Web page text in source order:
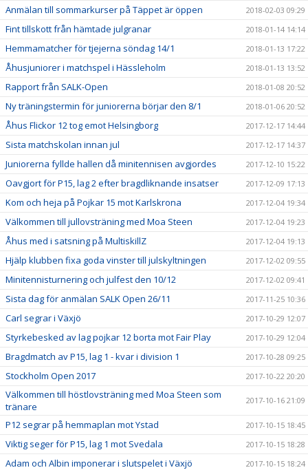
Anmälan till sommarkurser på Täppet är öppen 2018-02-03 09:29
Fint tillskott från hämtade julgranar 2018-01-14 14:14
Hemmamatcher för tjejerna söndag 14/1 2018-01-13 17:22
Åhusjuniorer i matchspel i Hässleholm 2018-01-13 13:52
Rapport från SALK-Open 2018-01-08 20:52
Ny träningstermin för juniorerna börjar den 8/1 2018-01-06 20:52
Åhus Flickor 12 tog emot Helsingborg 2017-12-17 14:44
Sista matchskolan innan jul 2017-12-17 14:37
Juniorerna fyllde hallen då minitennisen avgjordes 2017-12-10 15:22
Oavgjort för P15, lag 2 efter bragdliknande insatser 2017-12-09 17:13
Kom och heja på Pojkar 15 mot Karlskrona 2017-12-04 19:34
Välkommen till jullovsträning med Moa Steen 2017-12-04 19:23
Åhus med i satsning på MultiskillZ 2017-12-04 19:13
Hjälp klubben fixa goda vinster till julskyltningen 2017-12-02 09:55
Minitennisturnering och julfest den 10/12 2017-12-02 09:41
Sista dag för anmälan SALK Open 26/11 2017-11-25 10:36
Carl segrar i Växjö 2017-10-29 12:07
Styrkebesked av lag pojkar 12 borta mot Fair Play 2017-10-29 12:04
Bragdmatch av P15, lag 1 - kvar i division 1 2017-10-28 09:25
Stockholm Open 2017 2017-10-22 20:20
Välkommen till höstlovsträning med Moa Steen som
tränare
2017-10-16 21:09
P12 segrar på hemmaplan mot Ystad 2017-10-15 18:45
Viktig seger för P15, lag 1 mot Svedala 2017-10-15 18:28
Adam och Albin imponerar i slutspelet i Växjö 2017-10-15 18:24